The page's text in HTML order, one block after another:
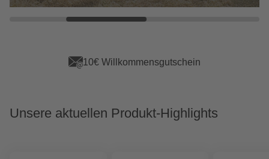
App Vorteile sichern
Unsere aktuellen Produkt-Highlights